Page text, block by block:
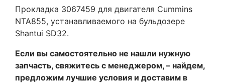
Прокладка 3067459 для двигателя Cummins
NTA855, устанавливаемого на бульдозере
Shantui SD32.
Если вы самостоятельно не нашли нужную
запчасть, свяжитесь с менеджером, – найдем,
предложим лучшие условия и доставим в